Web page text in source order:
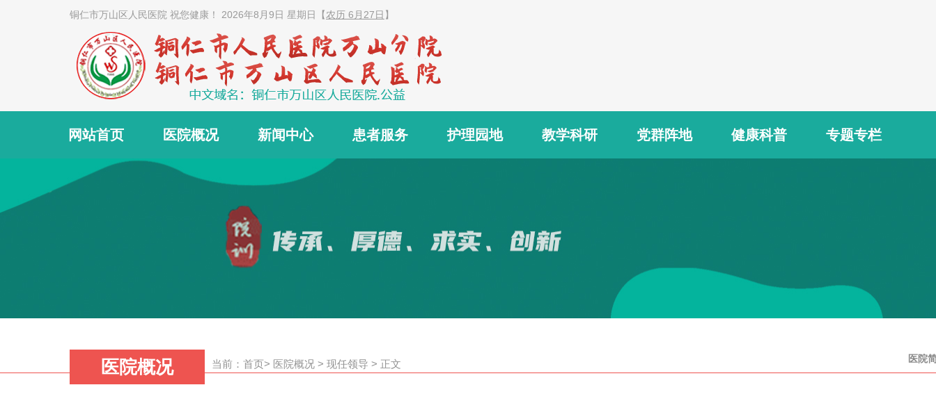
铜仁市万山区人民医院 祝您健康！ 2026年8月9日 星期日 【农历 6月27日 】
网站首页 医院概况 新闻中心 患者服务 护理园地 教学科研 党群阵地 健康科普 专题专栏
医院概况 当前： 首页> 医院概况 > 现任领导 > 正文 医院